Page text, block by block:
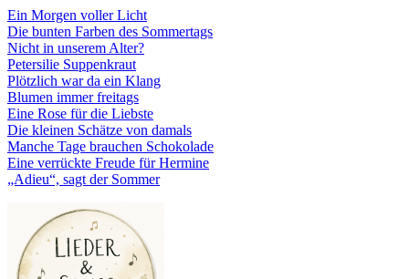
Ein Morgen voller Licht
Die bunten Farben des Sommertags
Nicht in unserem Alter?
Petersilie Suppenkraut
Plötzlich war da ein Klang
Blumen immer freitags
Eine Rose für die Liebste
Die kleinen Schätze von damals
Manche Tage brauchen Schokolade
Eine verrückte Freude für Hermine
„Adieu“, sagt der Sommer